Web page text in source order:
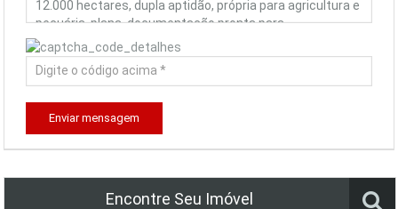
Enviar mensagem
Encontre Seu Imóvel